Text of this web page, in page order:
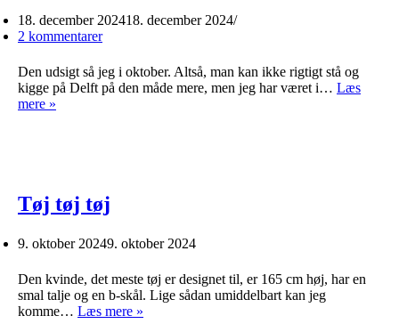
18. december 202418. december 2024
2 kommentarer
Den udsigt så jeg i oktober. Altså, man kan ikke rigtigt stå og
kigge på Delft på den måde mere, men jeg har været i… Læs
mere »
Tøj tøj tøj
9. oktober 20249. oktober 2024
Den kvinde, det meste tøj er designet til, er 165 cm høj, har en
smal talje og en b-skål. Lige sådan umiddelbart kan jeg
komme… Læs mere »